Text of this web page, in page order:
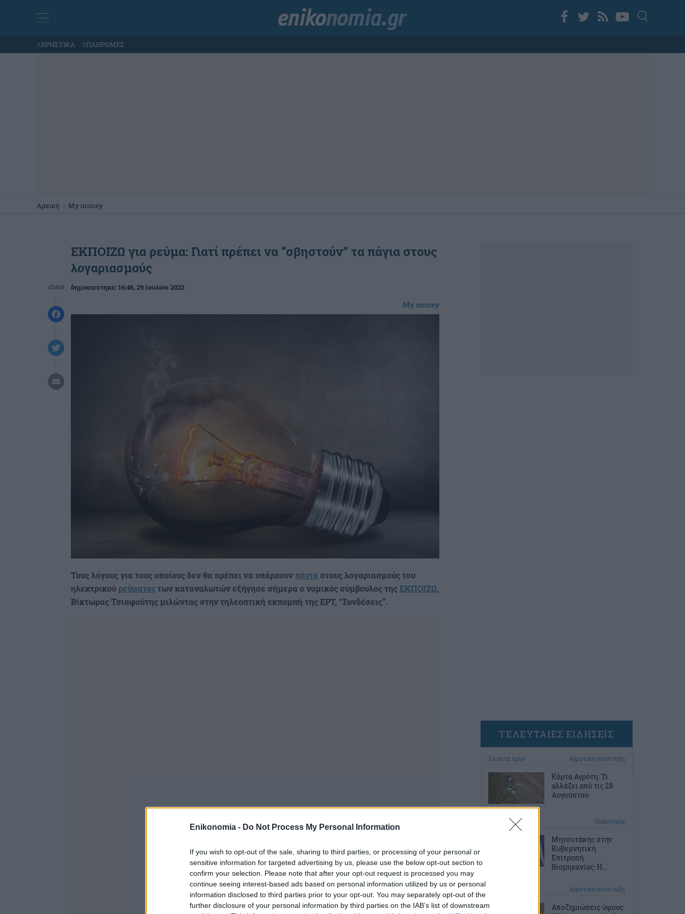
Enikonomia - Do Not Process My Personal Information
If you wish to opt-out of the sale, sharing to third parties, or processing of your personal or
sensitive information for targeted advertising by us, please use the below opt-out section to
confirm your selection. Please note that after your opt-out request is processed you may
continue seeing interest-based ads based on personal information utilized by us or personal
information disclosed to third parties prior to your opt-out. You may separately opt-out of the
further disclosure of your personal information by third parties on the IAB’s list of downstream
#ΧΡΗΣΤΙΚΑ #ΠΛΗΡΩΜΕΣ
Αρχική - My money
share
ΕΚΠΟΙΖΩ για ρεύμα: Γιατί πρέπει να “σβηστούν” τα πάγια στους
λογαριασμούς
δημοσιεύτηκε:16:46, 29 Ιουλίου 2022
My money
Τους λόγους για τους οποίους δεν θα πρέπει να υπάρχουνπάγια στους λογαριασμούς του
ηλεκτρικού ρεύματοςτων καταναλωτών εξήγησε σήμερα ο νομικός σύμβουλος τηςΕΚΠΟΙΖΩ,
Βίκτωρας Τσιαφούτης μιλώντας στην τηλεοπτική εκπομπή της ΕΡΤ, “Συνδέσεις”.
ΤΕΛΕΥΤΑΙΕΣ ΕΙΔΗΣΕΙΣ
3 λεπτά πριν Αγροτική ανάπτυξη
Κάρτα Αγρότη: Τι
αλλάζει από τις 28
Αυγούστου
33 λεπτά πριν Οικονομία
Μητσοτάκης στην
Κυβερνητική
Επιτροπή
Βιομηχανίας: Η...
Αγροτική ανάπτυξη
Αποζημιώσεις ύψους